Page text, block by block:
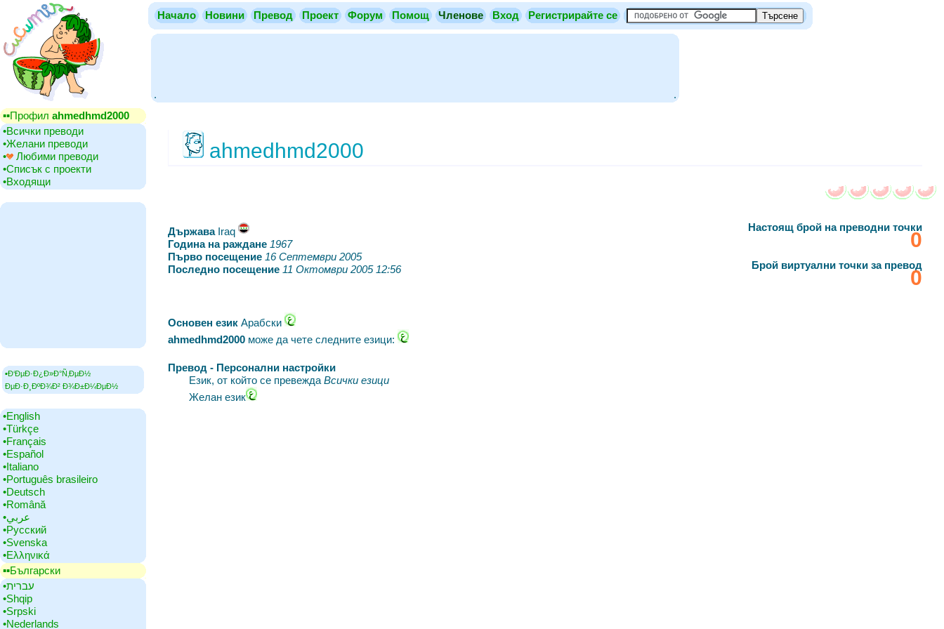
Начало Новини Превод Проект Форум Помощ Членове Вход Регистрирайте се
.
.
▪▪‎Профил ahmedhmd2000
•‎Всички преводи
•‎Желани преводи
•‎
Любими преводи
•‎Списък с проекти
•‎Входящи
▪Ð‘ÐµÐ·Ð¿Ð»Ð°Ñ‚ÐµÐ½
ÐµÐ·Ð¸ÐºÐ¾Ð² Ð¾Ð±Ð¼ÐµÐ½
•‎English
•‎Türkçe
•‎Français
•‎Español
•‎Italiano
•‎Português brasileiro
•‎Deutsch
•‎Română
•‎عربي
•‎Русский
•‎Svenska
•‎Ελληνικά
▪▪‎Български
•‎עברית
•‎Shqip
•‎Srpski
•‎Nederlands
ahmedhmd2000
Държава‎Iraq
Година на раждане 1967
Първо посещение 16 Септември 2005
Последно посещение 11 Октомври 2005 12:56
Настоящ брой на преводни точки
‎0
Брой виртуални точки за превод
‎0
Основен език ‎Арабски
ahmedhmd2000 може да чете следните езици:
Превод - Персонални настройки
Език, от който се превежда Всички езици
Желан език